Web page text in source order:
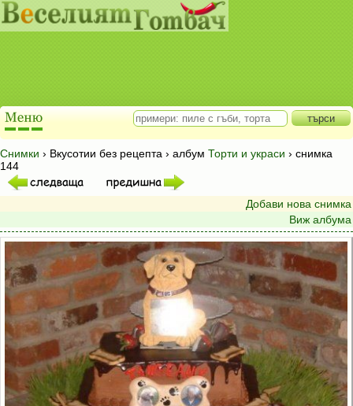
Снимки › Вкусотии без рецепта › албум Торти и украси › снимка
144
Добави нова снимка
Виж албума